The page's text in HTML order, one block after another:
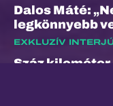
Dalos Máté:
legkönnyebb
EXKLUZÍV
Száz